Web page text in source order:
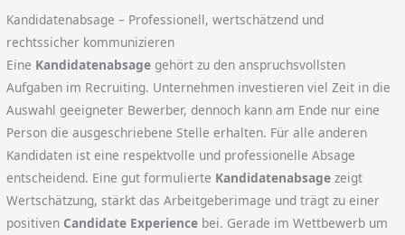
Kandidatenabsage – Professionell, wertschätzend und
rechtssicher kommunizieren
Eine Kandidatenabsage gehört zu den anspruchsvollsten
Aufgaben im Recruiting. Unternehmen investieren viel Zeit in die
Auswahl geeigneter Bewerber, dennoch kann am Ende nur eine
Person die ausgeschriebene Stelle erhalten. Für alle anderen
Kandidaten ist eine respektvolle und professionelle Absage
entscheidend. Eine gut formulierte Kandidatenabsage zeigt
Wertschätzung, stärkt das Arbeitgeberimage und trägt zu einer
positiven Candidate Experience bei. Gerade im Wettbewerb um